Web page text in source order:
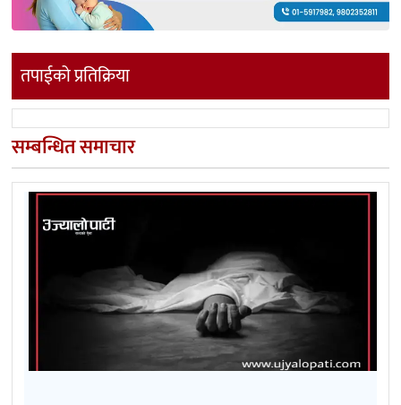
तपाईको प्रतिक्रिया
सम्बन्धित समाचार